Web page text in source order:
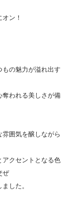
ン！
の魅力が溢れ出す
奪われる美しさが備
囲気を醸しながら
アクセントとなる色
ぜ
した。